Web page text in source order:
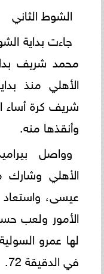
الشوط الثاني
جاءت بداية
محمد شريف
الأهلي منذ
شريف كرة أساء
وأنقذها منه.
وواصل
الأهلي
عيسى،
الأمور ولعب
لها عمرو
في الدقيقة 72.